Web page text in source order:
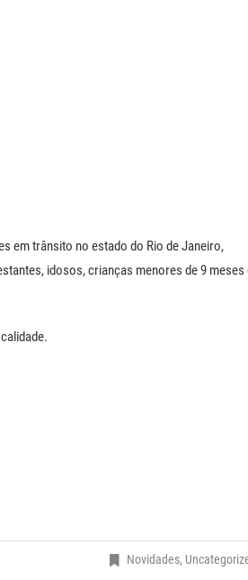
em trânsito no estado do Rio de Janeiro,
idosos, crianças menores de 9 meses
Novidades,